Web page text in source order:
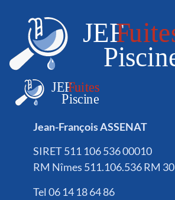
Jean-François ASSENAT
SIRET 511 106 536 00010
RM Nîmes 511.106.536 RM 30
Tel 06 14 18 64 86